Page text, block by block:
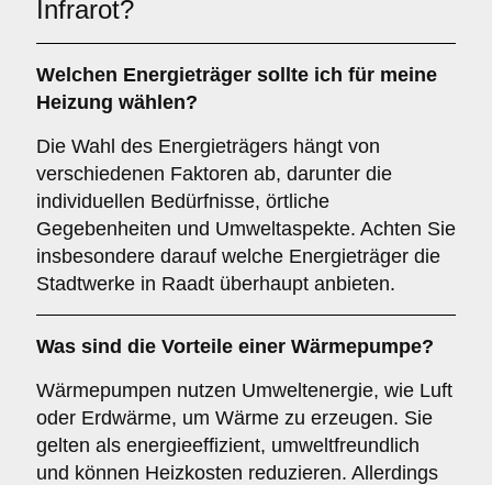
Infrarot?
Welchen Energieträger sollte ich für meine
Heizung wählen?
Die Wahl des Energieträgers hängt von
verschiedenen Faktoren ab, darunter die
individuellen Bedürfnisse, örtliche
Gegebenheiten und Umweltaspekte. Achten Sie
insbesondere darauf welche Energieträger die
Stadtwerke in Raadt überhaupt anbieten.
Was sind die Vorteile einer Wärmepumpe?
Wärmepumpen nutzen Umweltenergie, wie Luft
oder Erdwärme, um Wärme zu erzeugen. Sie
gelten als energieeffizient, umweltfreundlich
und können Heizkosten reduzieren. Allerdings